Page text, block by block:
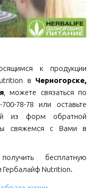
к продукции
в Черногорске,
, можете связаться по
78-78 или оставьте
из форм обратной
свяжемся с Вами в
бесплатную
Гербалайф Nutrition.